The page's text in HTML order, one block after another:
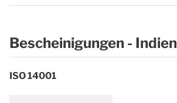
Bescheinigungen - Indien
ISO 14001